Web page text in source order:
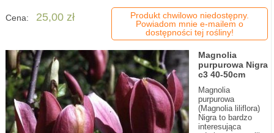
Cena: 25,00 zł
Produkt chwilowo niedostępny.
Powiadom mnie e-mailem o
dostępności tej rośliny!
Magnolia
purpurowa Nigra
c3 40-50cm
Magnolia
purpurowa
(Magnolia liliflora)
Nigra to bardzo
interesująca